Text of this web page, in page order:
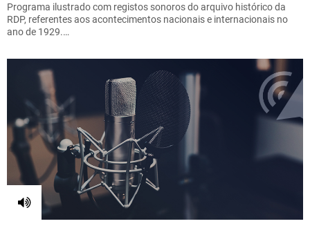
Programa ilustrado com registos sonoros do arquivo histórico da
RDP, referentes aos acontecimentos nacionais e internacionais no
ano de 1929.…